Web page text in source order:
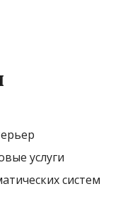
услуги
систем